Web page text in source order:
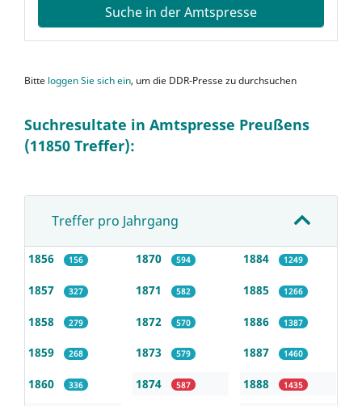
Suche in der Amtspresse
Bitte loggen Sie sich ein, um die DDR-Presse zu durchsuchen
Suchresultate in Amtspresse Preußens
(11850 Treffer):
Treffer pro Jahrgang
1856 156
1857 327
1858 279
1859 268
1860 336
1870 594
1871 582
1872 570
1873 579
1874 587
1884 1249
1885 1266
1886 1387
1887 1460
1888 1435